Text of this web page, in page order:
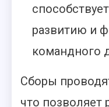
развитию и
командного
Сборы
что позволяет